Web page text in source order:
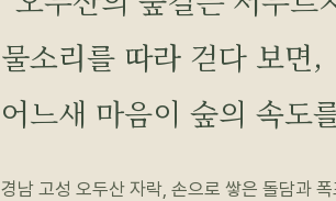
물소리를 따라 걷다 보면,
어느새 마음이 숲의 속도
경남 고성 오두산 자락, 손으로 쌓은 돌담과